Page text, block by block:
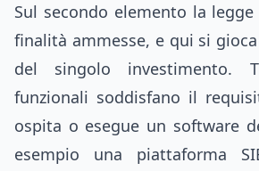
Sul secondo elemento la
finalità ammesse, e qui si
del singolo investimento.
funzionali soddisfano il
ospita o esegue un software
esempio una piattaforma